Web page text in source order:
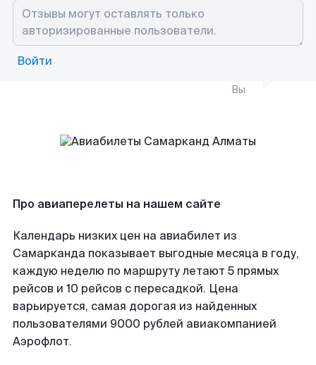
Войти
Вы
Про авиаперелеты на нашем сайте
Календарь низких цен на авиабилет из
Самарканда показывает выгодные месяца в году,
каждую неделю по маршруту летают 5 прямых
рейсов и 10 рейсов с пересадкой. Цена
варьируется, самая дорогая из найденных
пользователями 9000 рублей авиакомпанией
Аэрофлот.